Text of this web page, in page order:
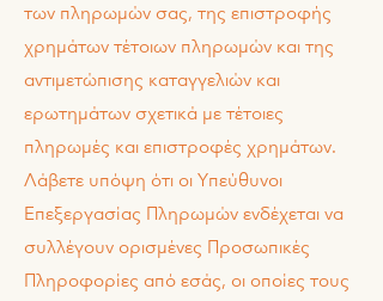
των πληρωμών σας, της επιστροφής
χρημάτων τέτοιων πληρωμών και της
αντιμετώπισης καταγγελιών και
ερωτημάτων σχετικά με τέτοιες
πληρωμές και επιστροφές χρημάτων.
Λάβετε υπόψη ότι οι Υπεύθυνοι
Επεξεργασίας Πληρωμών ενδέχεται να
συλλέγουν ορισμένες Προσωπικές
Πληροφορίες από εσάς, οι οποίες τους